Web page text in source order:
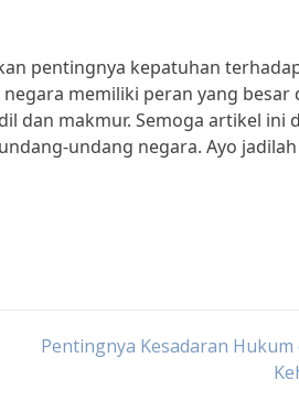
pentingnya kepatuhan
memiliki peran yang besar
dan makmur. Semoga artikel ini
undang negara. Ayo
Pentingnya Kesadaran